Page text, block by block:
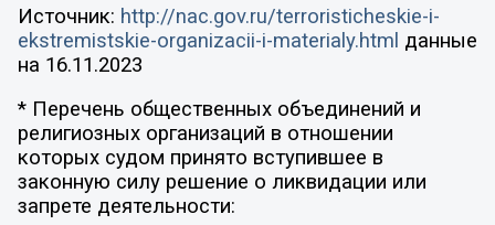
Источник: http://nac.gov.ru/terroristicheskie-i-
ekstremistskie-organizacii-i-materialy.html данные
на 16.11.2023
* Перечень общественных объединений и
религиозных организаций в отношении
которых судом принято вступившее в
законную силу решение о ликвидации или
запрете деятельности: